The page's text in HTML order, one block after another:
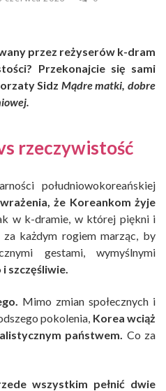
przez reżyserów k-dram
Przekonajcie się sami
Sidz Mądre matki, dobre
rzeczywistość
południowokoreańskiej
że Koreankom żyje
w k-dramie, w której piękni i
każdym rogiem marząc, by
gestami, wymyślnymi
i szczęśliwie.
Mimo zmian społecznych i
pokolenia, Korea wciąż
państwem. Co za
wszystkim pełnić dwie